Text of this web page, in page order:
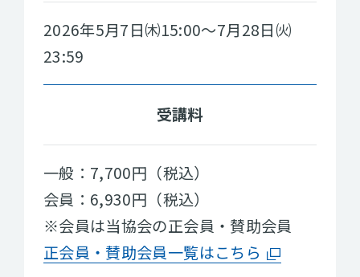
2026年5月7日㈭15:00～7月28日㈫
23:59
受講料
一般：7,700円（税込）
会員：6,930円（税込）
※会員は当協会の正会員・賛助会員
正会員・賛助会員一覧はこちら